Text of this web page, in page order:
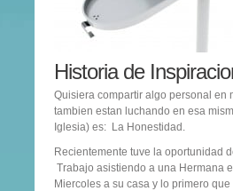
Historia de
Quisiera compartir algo personal en
tambien estan luchando en esa
Iglesia) es: La Honestidad.
Recientemente tuve la oportunidad
Trabajo asistiendo a una Hermana
Miercoles a su casa y lo primero